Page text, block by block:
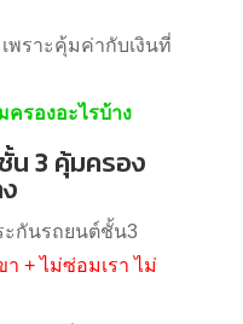
ราะคุ้มค่ากับเงินที่
น 3 คุ้มครอง
กันรถยนต์ชั้น3
+ ไม่ซ่อมเรา ไม่
ย่างเดียว